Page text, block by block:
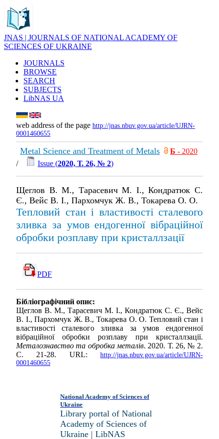
JNAS | JOURNALS OF NATIONAL ACADEMY OF
SCIENCES OF UKRAINE
JOURNALS
BROWSE
SEARCH
SUBJECTS
LibNAS UA
web address of the page http://jnas.nbuv.gov.ua/article/UJRN-
0001460655
Metal Science and Treatment of Metals Б - 2020
/
Issue (2020, Т. 26, № 2)
Щеглов В. М., Тарасевич М. І., Кондратюк С.
Є., Вейс В. І., Пархомчук Ж. В., Токарева О. О.
Тепловий стан i властивостi сталевого
зливка за умов ендогенної вiбрацiйної
обробки розплаву при кристаллзації
PDF
Бібліографічний опис:
Щеглов В. М., Тарасевич М. І., Кондратюк С. Є., Вейс
В. І., Пархомчук Ж. В., Токарева О. О. Тепловий стан i
властивостi сталевого зливка за умов ендогенної
вiбрацiйної обробки розплаву при кристаллзації.
Металознавство та обробка металів. 2020. Т. 26, № 2.
С. 21-28. URL: http://jnas.nbuv.gov.ua/article/UJRN-
0001460655
National Academy of Sciences of
Ukraine
Library portal of National
Academy of Sciences of
Ukraine | LibNAS